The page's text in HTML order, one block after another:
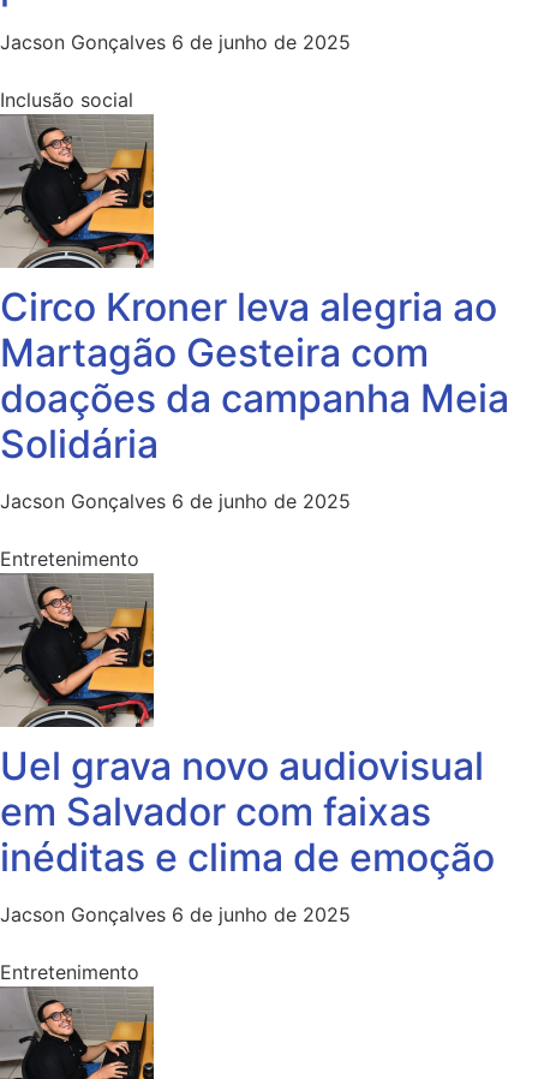
Jacson Gonçalves 6 de junho de 2025
Inclusão social
Circo Kroner leva alegria ao
Martagão Gesteira com
doações da campanha Meia
Solidária
Jacson Gonçalves 6 de junho de 2025
Entretenimento
Uel grava novo audiovisual
em Salvador com faixas
inéditas e clima de emoção
Jacson Gonçalves 6 de junho de 2025
Entretenimento